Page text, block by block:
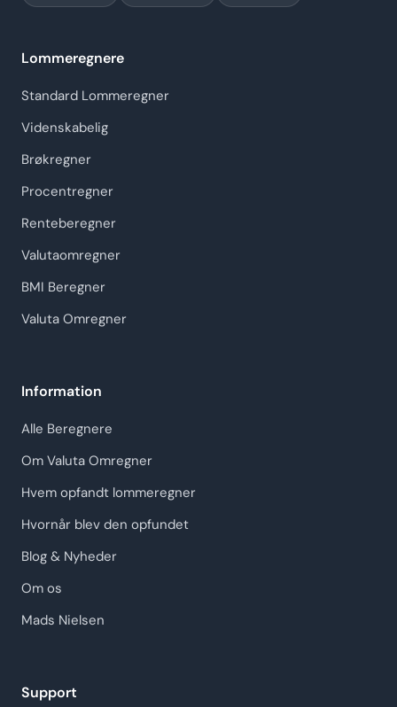
Lommeregnere
Standard Lommeregner
Videnskabelig
Brøkregner
Procentregner
Renteberegner
Valutaomregner
BMI Beregner
Valuta Omregner
Information
Alle Beregnere
Om Valuta Omregner
Hvem opfandt lommeregner
Hvornår blev den opfundet
Blog & Nyheder
Om os
Mads Nielsen
Support